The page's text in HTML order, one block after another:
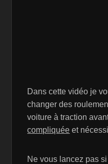
Dans cette vidéo je
changer des
voiture à traction
compliquée et
Ne vous lancez pas